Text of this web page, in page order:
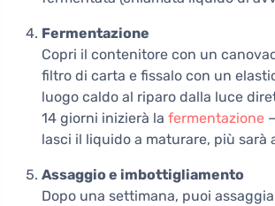
Fermentazione
Copri il contenitore con un
filtro di carta e fissalo con un
luogo caldo al riparo dalla luce
14 giorni inizierà la fermentazione
lasci il liquido a maturare, più sarà
Assaggio e imbottigliamento
Dopo una settimana, puoi